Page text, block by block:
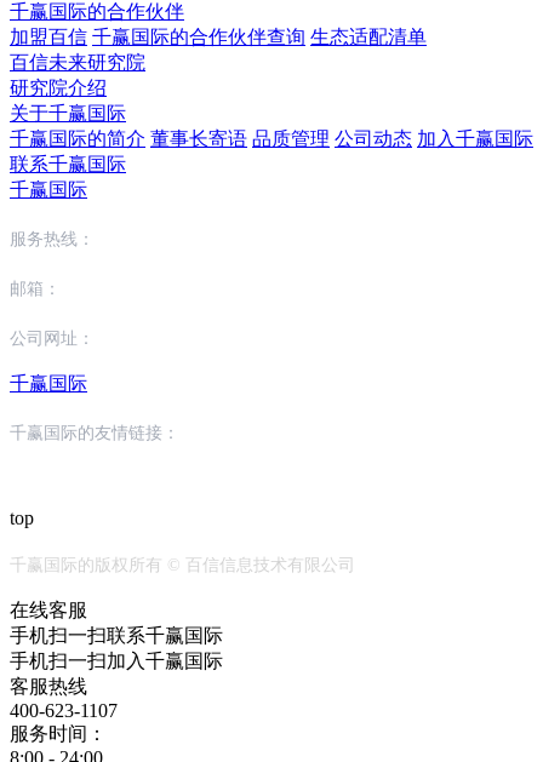
千赢国际的合作伙伴
加盟百信 千赢国际的合作伙伴查询 生态适配清单
百信未来研究院
研究院介绍
关于千赢国际
千赢国际的简介 董事长寄语 品质管理 公司动态 加入千赢国际
联系千赢国际
千赢国际
服务热线：
邮箱：
公司网址：
千赢国际
千赢国际的友情链接：
top
千赢国际的版权所有 © 百信信息技术有限公司
在线客服
手机扫一扫联系千赢国际
手机扫一扫加入千赢国际
客服热线
400-623-1107
服务时间：